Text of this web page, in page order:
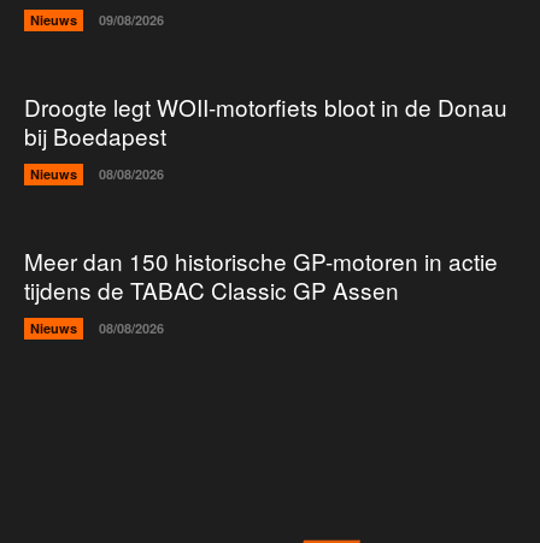
Nieuws 09/08/2026
Droogte legt WOII-motorfiets bloot in de Donau
bij Boedapest
Nieuws 08/08/2026
Meer dan 150 historische GP-motoren in actie
tijdens de TABAC Classic GP Assen
Nieuws 08/08/2026